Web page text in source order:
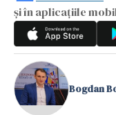
și în aplicațiile
Bogdan